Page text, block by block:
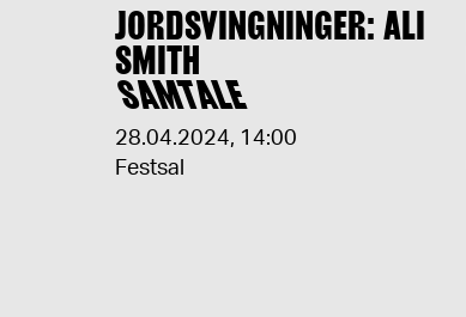
JORDSVINGNINGER: ALI
SMITH
SAMTALE
28.04.2024, 14:00
Festsal